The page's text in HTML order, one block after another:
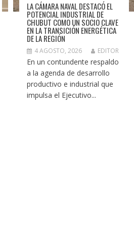
LA CÁMARA NAVAL DESTACÓ EL
POTENCIAL INDUSTRIAL DE
CHUBUT COMO UN SOCIO CLAVE
EN LA TRANSICIÓN ENERGÉTICA
DE LA REGIÓN
4 AGOSTO, 2026 EDITOR
En un contundente respaldo
a la agenda de desarrollo
productivo e industrial que
impulsa el Ejecutivo...